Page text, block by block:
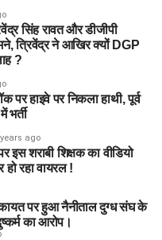
सिंह रावत और डीजीपी
त्रिवेंद्र ने आखिर क्यों DGP
?
पर हाइवे पर निकला हाथी, पूर्व
ago
इस शराबी शिक्षक का वीडियो
रहा वायरल !
पर हुआ नैनीताल दुग्ध संघ के
का आरोप।